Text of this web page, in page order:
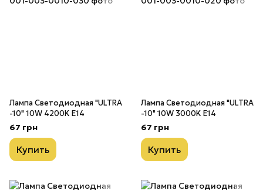
Лампа Светодиодная "ULTRA
-10" 10W 4200K E14
67 грн
Купить
Лампа Светодиодная "ULTRA
-10" 10W 3000K E14
67 грн
Купить